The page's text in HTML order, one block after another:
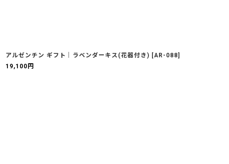
アルゼンチン ギフト｜ラベンダーキス(花器付き) [AR-088]
19,100 円